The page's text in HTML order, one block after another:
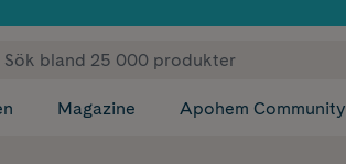
✓ Fri frakt
Magazine Apohem Community